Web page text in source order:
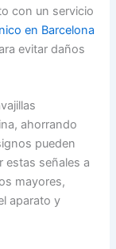
con un servicio
en Barcelona
evitar daños
ahorrando
pueden
estas señales a
mayores,
aparato y